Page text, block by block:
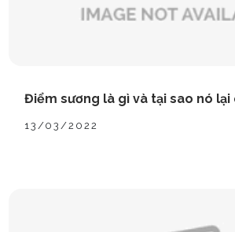
Điểm sương là gì và tại sao nó lại
13/03/2022